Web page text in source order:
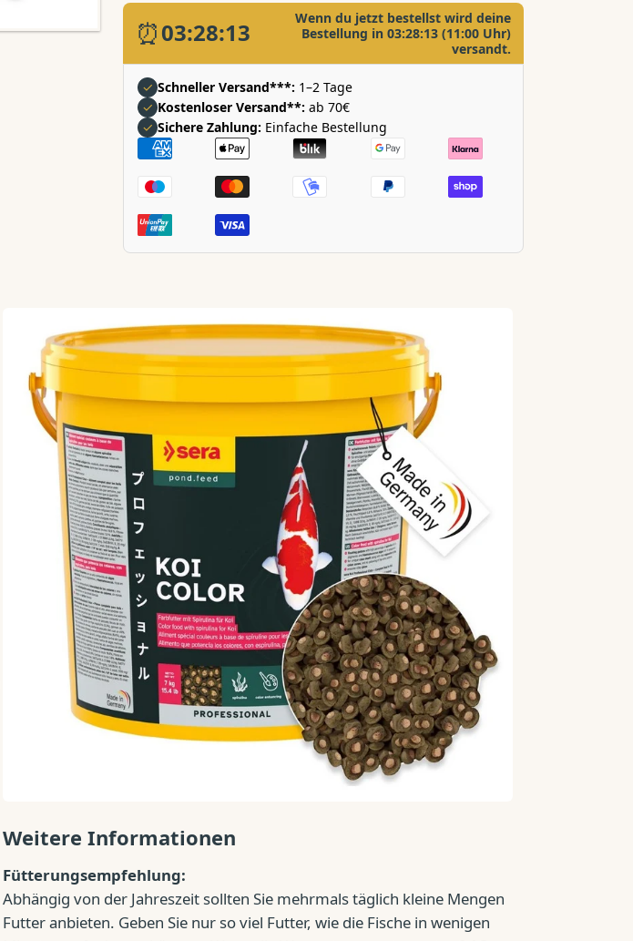
⏰03:28:12
Wenn du jetzt bestellst wird deine
Bestellung in 03:28:12 (11:00 Uhr)
versandt.
✓ Schneller Versand***: 1–2 Tage
✓ Kostenloser Versand**: ab 70€
✓ Sichere Zahlung: Einfache Bestellung
Zahlungsarten
Weitere Informationen
Fütterungsempfehlung:
Abhängig von der Jahreszeit sollten Sie mehrmals täglich kleine Mengen
Futter anbieten. Geben Sie nur so viel Futter, wie die Fische in wenigen